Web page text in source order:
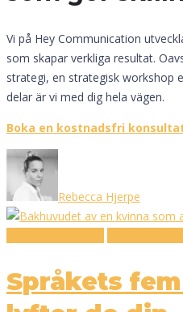
Vi på Hey Communication
som skapar verkliga resultat.
strategi, en strategisk workshop
delar är vi med dig hela vägen.
Boka en kostnadsfri
Rebecca Hjerpe
Språkets